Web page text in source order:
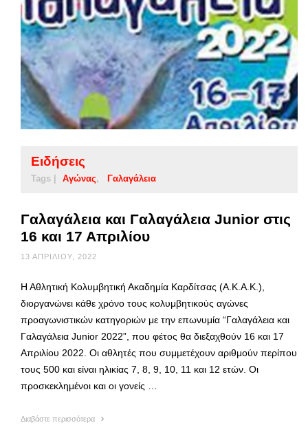
Ειδήσεις
Tags | Αγώνας Γαλαγάλεια
Γαλαγάλεια και Γαλαγάλεια Junior στις
16 και 17 Απριλίου
13 ΑΠΡΙΛΊΟΥ, 2022
Η Αθλητική Κολυμβητική Ακαδημία Καρδίτσας (Α.Κ.Α.Κ.),
διοργανώνει κάθε χρόνο τους κολυμβητικούς αγώνες
προαγωνιστικών κατηγοριών με την επωνυμία “Γαλαγάλεια και
Γαλαγάλεια Junior 2022”, που φέτος θα διεξαχθούν 16 και 17
Απριλίου 2022. Οι αθλητές που συμμετέχουν αριθμούν περίπου
τους 500 και είναι ηλικίας 7, 8, 9, 10, 11 και 12 ετών. Οι
προσκεκλημένοι και οι γονείς …
Διαβάστε περισσότερα